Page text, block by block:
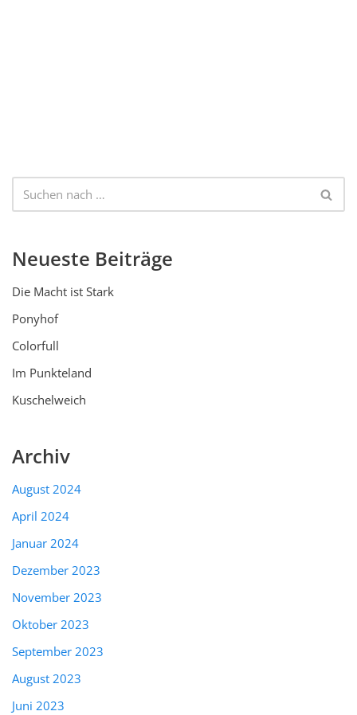
Neueste Beiträge
Die Macht ist Stark
Ponyhof
Colorfull
Im Punkteland
Kuschelweich
Archiv
August 2024
April 2024
Januar 2024
Dezember 2023
November 2023
Oktober 2023
September 2023
August 2023
Juni 2023